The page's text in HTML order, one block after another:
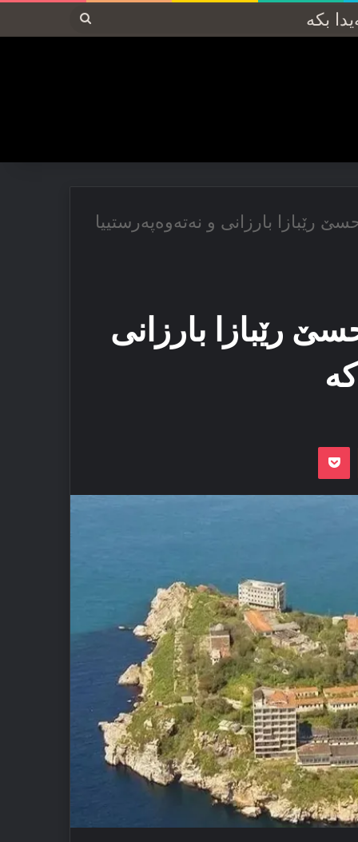
پەیدا
رێبازا بارزانی و نەتەوەپەرستییا
رێبازا بارزانی
Odnoklassniki
Pocket